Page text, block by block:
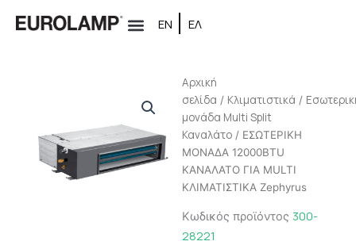
στο
ΕΝ ΕΛ
Αρχική
σελίδα / Κλιματιστικά /
μονάδα Multi Split
Καναλάτο / ΕΣΩΤΕΡΙΚΗ
ΜΟΝΑΔΑ 12000BTU
ΚΑΝΑΛΑΤΟ ΓΙΑ MULTI
ΚΛΙΜΑΤΙΣΤΙΚΑ Zephyrus
Κωδικός προϊόντος 300-
28221